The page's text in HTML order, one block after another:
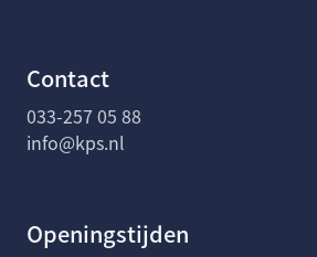
Contact
033-257 05 88
info@kps.nl
Openingstijden